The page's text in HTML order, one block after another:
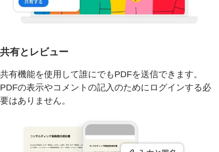
共有とレビュー
共有機能を使用して誰にでもPDFを送信できます。
PDFの表示やコメントの記入のためにログインする必
要はありません。